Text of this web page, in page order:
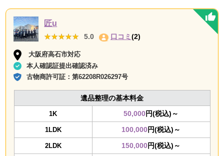
匠u
★★★★★
★★★★★ 5.0 口コミ(2)
大阪府高石市対応
本人確認証提出確認済み
古物商許可証：第62208R026297号
遺品整理の基本料金
1K 50,000円(税込)～
1LDK 100,000円(税込)～
2LDK 150,000円(税込)～